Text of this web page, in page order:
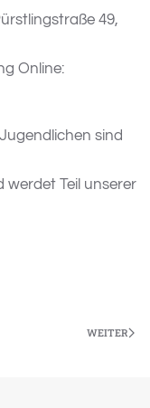
49,
Online:
sind
werdet Teil unserer
WEITER